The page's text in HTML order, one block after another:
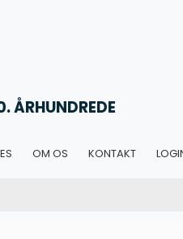
ÅRHUNDREDE
OM OS KONTAKT